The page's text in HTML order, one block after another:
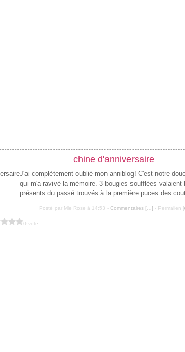
chine d'anniversaire
J'ai complètement oublié mon anniblog! C'est notre
qui m'a ravivé la mémoire. 3 bougies soufflées valaient
présents du passé trouvés à la première puces des
Posté par Mle Rose à 14:53 - Commentaires [… ] - Permalien [
0 vote